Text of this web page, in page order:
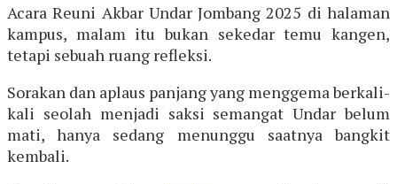
Acara Reuni Akbar Undar Jombang 2025 di halaman
kampus, malam itu bukan sekedar temu kangen,
tetapi sebuah ruang refleksi.
Sorakan dan aplaus panjang yang menggema berkali-
kali seolah menjadi saksi semangat Undar belum
mati, hanya sedang menunggu saatnya bangkit
kembali.